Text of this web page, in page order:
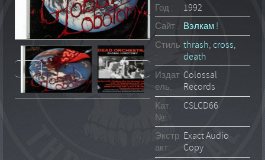
Год :
1992
Сайт : Вэлкам !
Стиль
:
thrash,cross,
death
Издат
ель:
Colossal
Records
Кат.
№:
CSLCD66
Экстр
акт:
Exact Audio
Copy